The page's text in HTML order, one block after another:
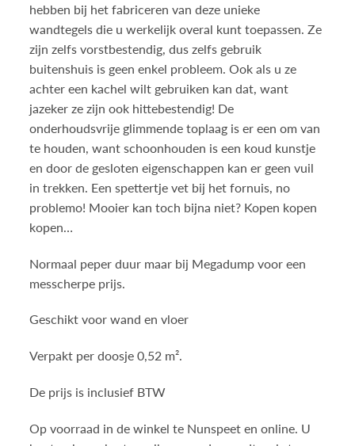
hebben bij het fabriceren van deze unieke
wandtegels die u werkelijk overal kunt toepassen. Ze
zijn zelfs vorstbestendig, dus zelfs gebruik
buitenshuis is geen enkel probleem. Ook als u ze
achter een kachel wilt gebruiken kan dat, want
jazeker ze zijn ook hittebestendig! De
onderhoudsvrije glimmende toplaag is er een om van
te houden, want schoonhouden is een koud kunstje
en door de gesloten eigenschappen kan er geen vuil
in trekken. Een spettertje vet bij het fornuis, no
problemo! Mooier kan toch bijna niet? Kopen kopen
kopen…
Normaal peper duur maar bij Megadump voor een
messcherpe prijs.
Geschikt voor wand en vloer
Verpakt per doosje 0,52 m².
De prijs is inclusief BTW
Op voorraad in de winkel te Nunspeet en online. U